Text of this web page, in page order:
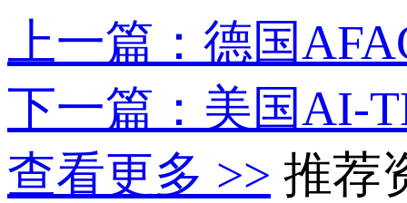
上一篇：德国
下一篇：美国AI-
查看更多 >> 推荐